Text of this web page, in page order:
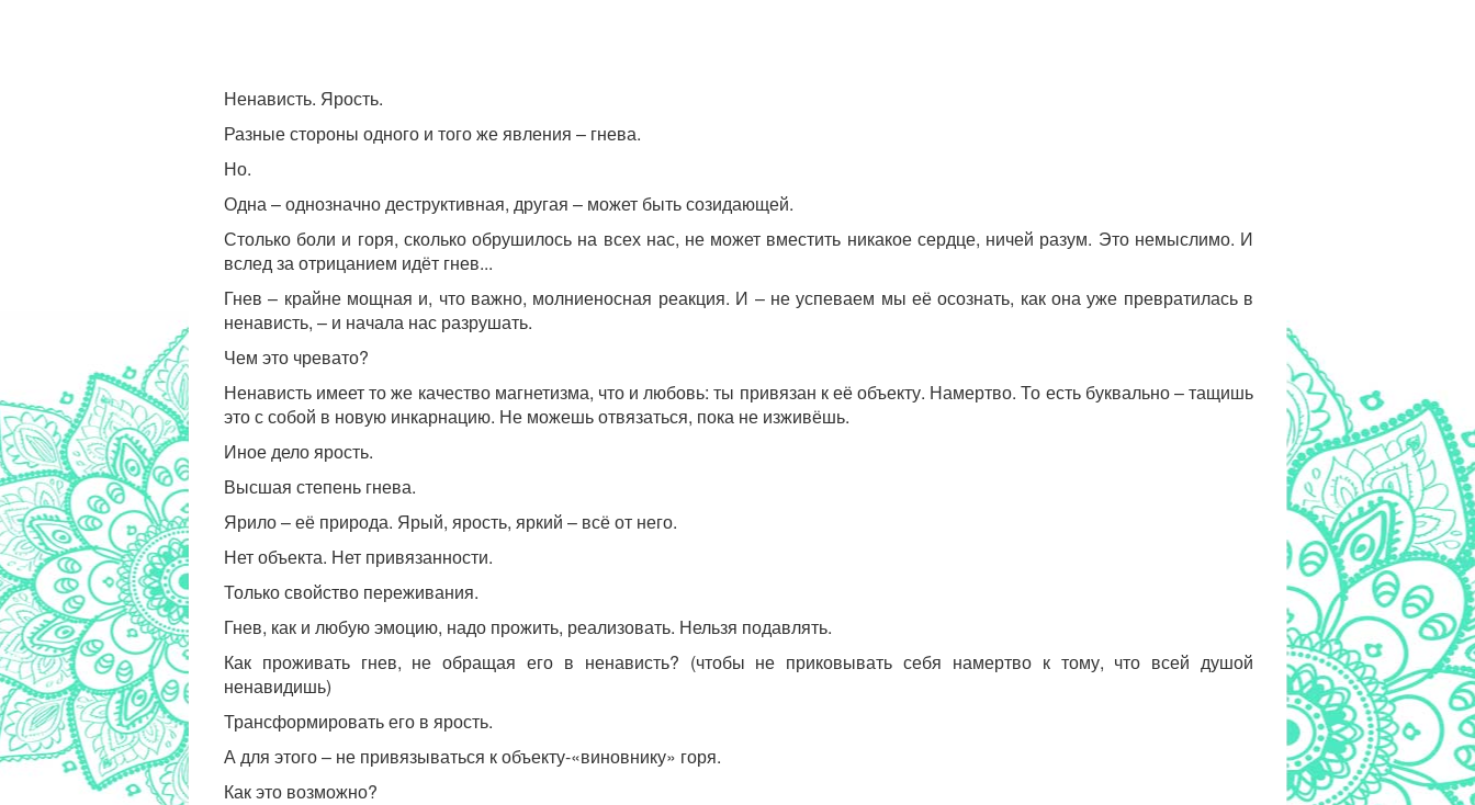
Ненависть. Ярость.
Разные стороны одного и того же явления – гнева.
Но.
Одна – однозначно деструктивная, другая – может быть созидающей.
Столько боли и горя, сколько обрушилось на всех нас, не может вместить никакое сердце, ничей разум. Это немыслимо. И
вслед за отрицанием идёт гнев...
Гнев – крайне мощная и, что важно, молниеносная реакция. И – не успеваем мы её осознать, как она уже превратилась в
ненависть, – и начала нас разрушать.
Чем это чревато?
Ненависть имеет то же качество магнетизма, что и любовь: ты привязан к её объекту. Намертво. То есть буквально – тащишь
это с собой в новую инкарнацию. Не можешь отвязаться, пока не изживёшь.
Иное дело ярость.
Высшая степень гнева.
Ярило – её природа. Ярый, ярость, яркий – всё от него.
Нет объекта. Нет привязанности.
Только свойство переживания.
Гнев, как и любую эмоцию, надо прожить, реализовать. Нельзя подавлять.
Как проживать гнев, не обращая его в ненависть? (чтобы не приковывать себя намертво к тому, что всей душой
ненавидишь)
Трансформировать его в ярость.
А для этого – не привязываться к объекту-«виновнику» горя.
Как это возможно?